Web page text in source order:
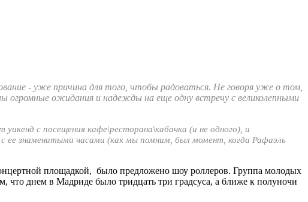
- уже причина для того, чтобы радоваться. Не говоря уже о том,
огромные ожидания и надежды на еще одну встречу с великолепными
с посещения кафе\ресторана\кабачка (и не одного), и
ее знаменитыми часами (как мы помним, был момент, когда Рафаэль
площадкой, было предложено шоу роллеров. Группа молодых
что днем в Мадриде было тридцать три градсуса, а ближе к полуночи